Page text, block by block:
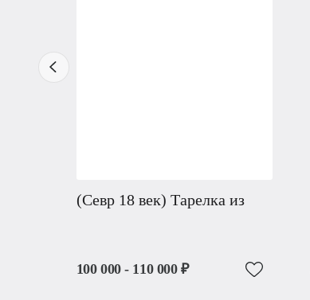
(Севр 18 век) Тарелка из
100 000 - 110 000 ₽